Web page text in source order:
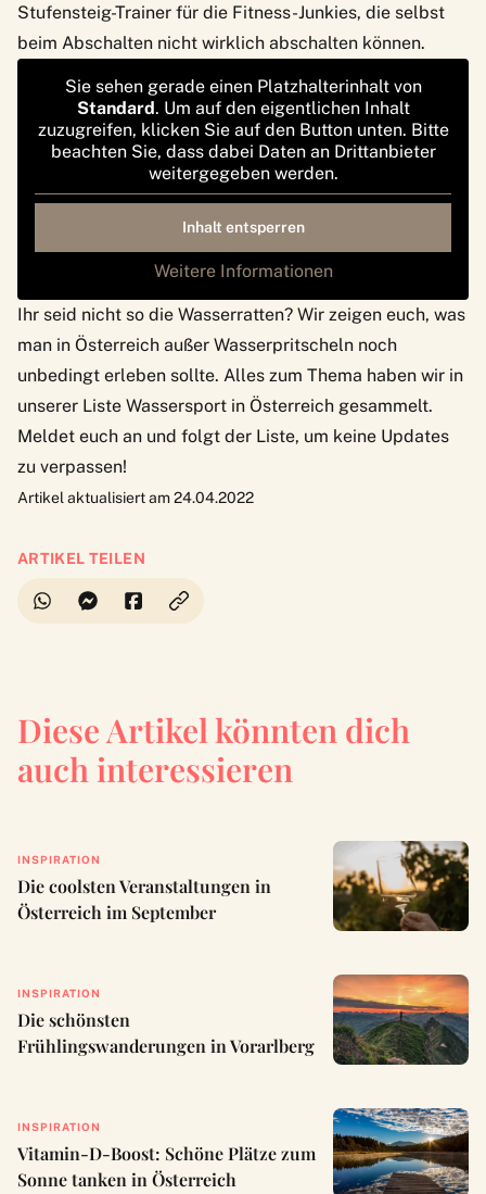
Stufensteig-Trainer für die Fitness-Junkies, die selbst
beim Abschalten nicht wirklich abschalten können.
Sie sehen gerade einen Platzhalterinhalt von
Standard. Um auf den eigentlichen Inhalt
zuzugreifen, klicken Sie auf den Button unten. Bitte
beachten Sie, dass dabei Daten an Drittanbieter
weitergegeben werden.
Inhalt entsperren
Weitere Informationen
Ihr seid nicht so die Wasserratten? Wir zeigen euch, was
man in Österreich außer Wasserpritscheln noch
unbedingt erleben sollte. Alles zum Thema haben wir in
unserer Liste Wassersport in Österreich gesammelt.
Meldet euch an und folgt der Liste, um keine Updates
zu verpassen!
Artikel aktualisiert am 24.04.2022
ARTIKEL TEILEN
Diese Artikel könnten dich
auch interessieren
INSPIRATION
Die coolsten Veranstaltungen in
Österreich im September
INSPIRATION
Die schönsten
Frühlingswanderungen in Vorarlberg
INSPIRATION
Vitamin-D-Boost: Schöne Plätze zum
Sonne tanken in Österreich